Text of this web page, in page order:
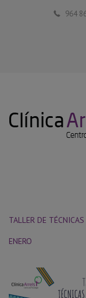
Blog
964
TALLER DE
ENERO